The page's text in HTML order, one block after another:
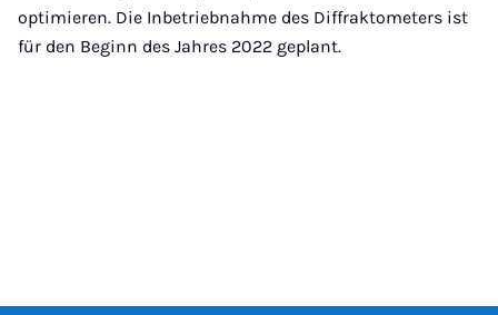
optimieren. Die Inbetriebnahme des Diffraktometers ist
für den Beginn des Jahres 2022 geplant.